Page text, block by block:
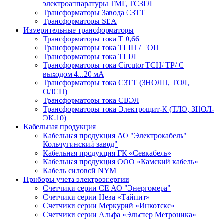
электроаппаратуры ТМГ, ТСЗГЛ
Трансформаторы Завода СЗТТ
Трансформаторы SEA
Измерительные трансформаторы
Трансформаторы тока Т-0,66
Трансформаторы тока ТШП / ТОП
Трансформаторы тока ТШЛ
Трансформаторы тока Circutor TCH/ TP/ С
выходом 4...20 мА
Трансформаторы тока СЗТТ (ЗНОЛП, ТОЛ,
ОЛСП)
Трансформаторы тока СВЭЛ
Трансформаторы тока Электрощит-К (ТЛО, ЗНОЛ-
ЭК-10)
Кабельная продукция
Кабельная продукция АО "Электрокабель"
Кольчугинский завод"
Кабельная продукция ГК «Севкабель»
Кабельная продукция ООО «Камский кабель»
Кабель силовой NYM
Приборы учета электроэнергии
Счетчики серии СЕ АО "Энергомера"
Счетчики серии Нева «Тайпит»
Счетчики серии Меркурий «Инкотекс»
Счетчики серии Альфа «Эльстер Метроника»